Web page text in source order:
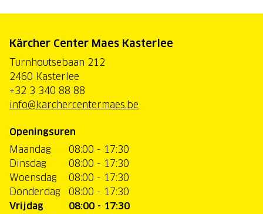
Kärcher Center Maes Kasterlee
Turnhoutsebaan 212
2460 Kasterlee
+32 3 340 88 88
info@karchercentermaes.be
Openingsuren
Maandag
08:00 - 17:30
Dinsdag
08:00 - 17:30
Woensdag
08:00 - 17:30
Donderdag
08:00 - 17:30
Vrijdag
08:00 - 17:30